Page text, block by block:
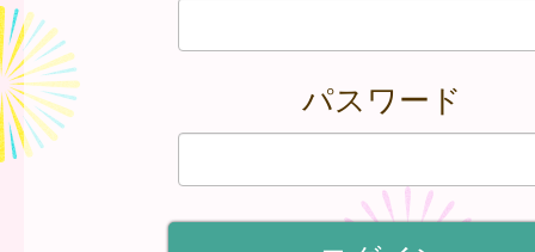
パスワード